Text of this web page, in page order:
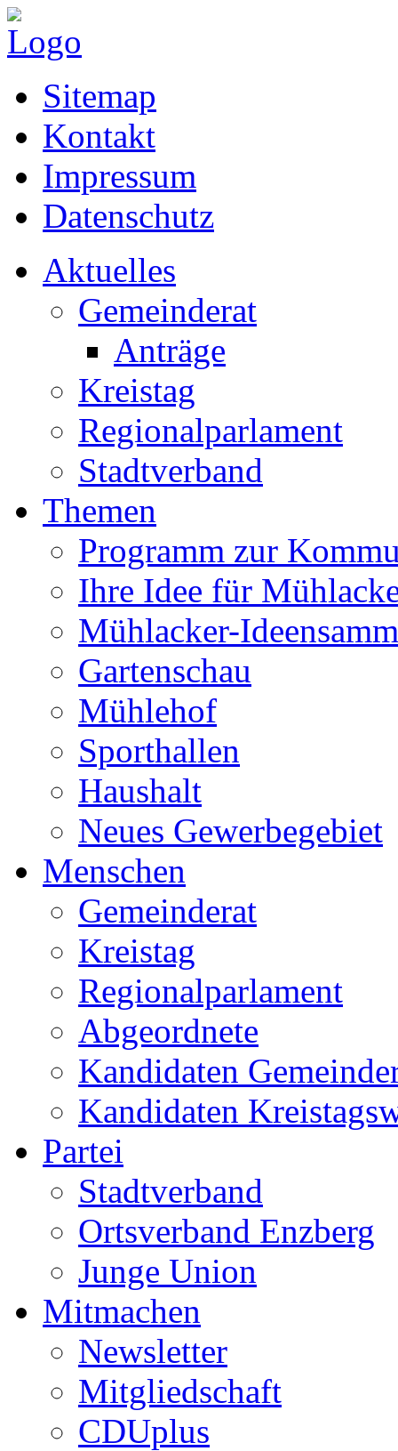
Sitemap
Kontakt
Impressum
Datenschutz
Aktuelles
Gemeinderat
Anträge
Kreistag
Regionalparlament
Stadtverband
Themen
Programm zur
Ihre Idee für
Mühlacker-
Gartenschau
Mühlehof
Sporthallen
Haushalt
Neues Gewerbegebiet
Menschen
Gemeinderat
Kreistag
Regionalparlament
Abgeordnete
Kandidaten
Kandidaten
Partei
Stadtverband
Ortsverband Enzberg
Junge Union
Mitmachen
Newsletter
Mitgliedschaft
CDUplus